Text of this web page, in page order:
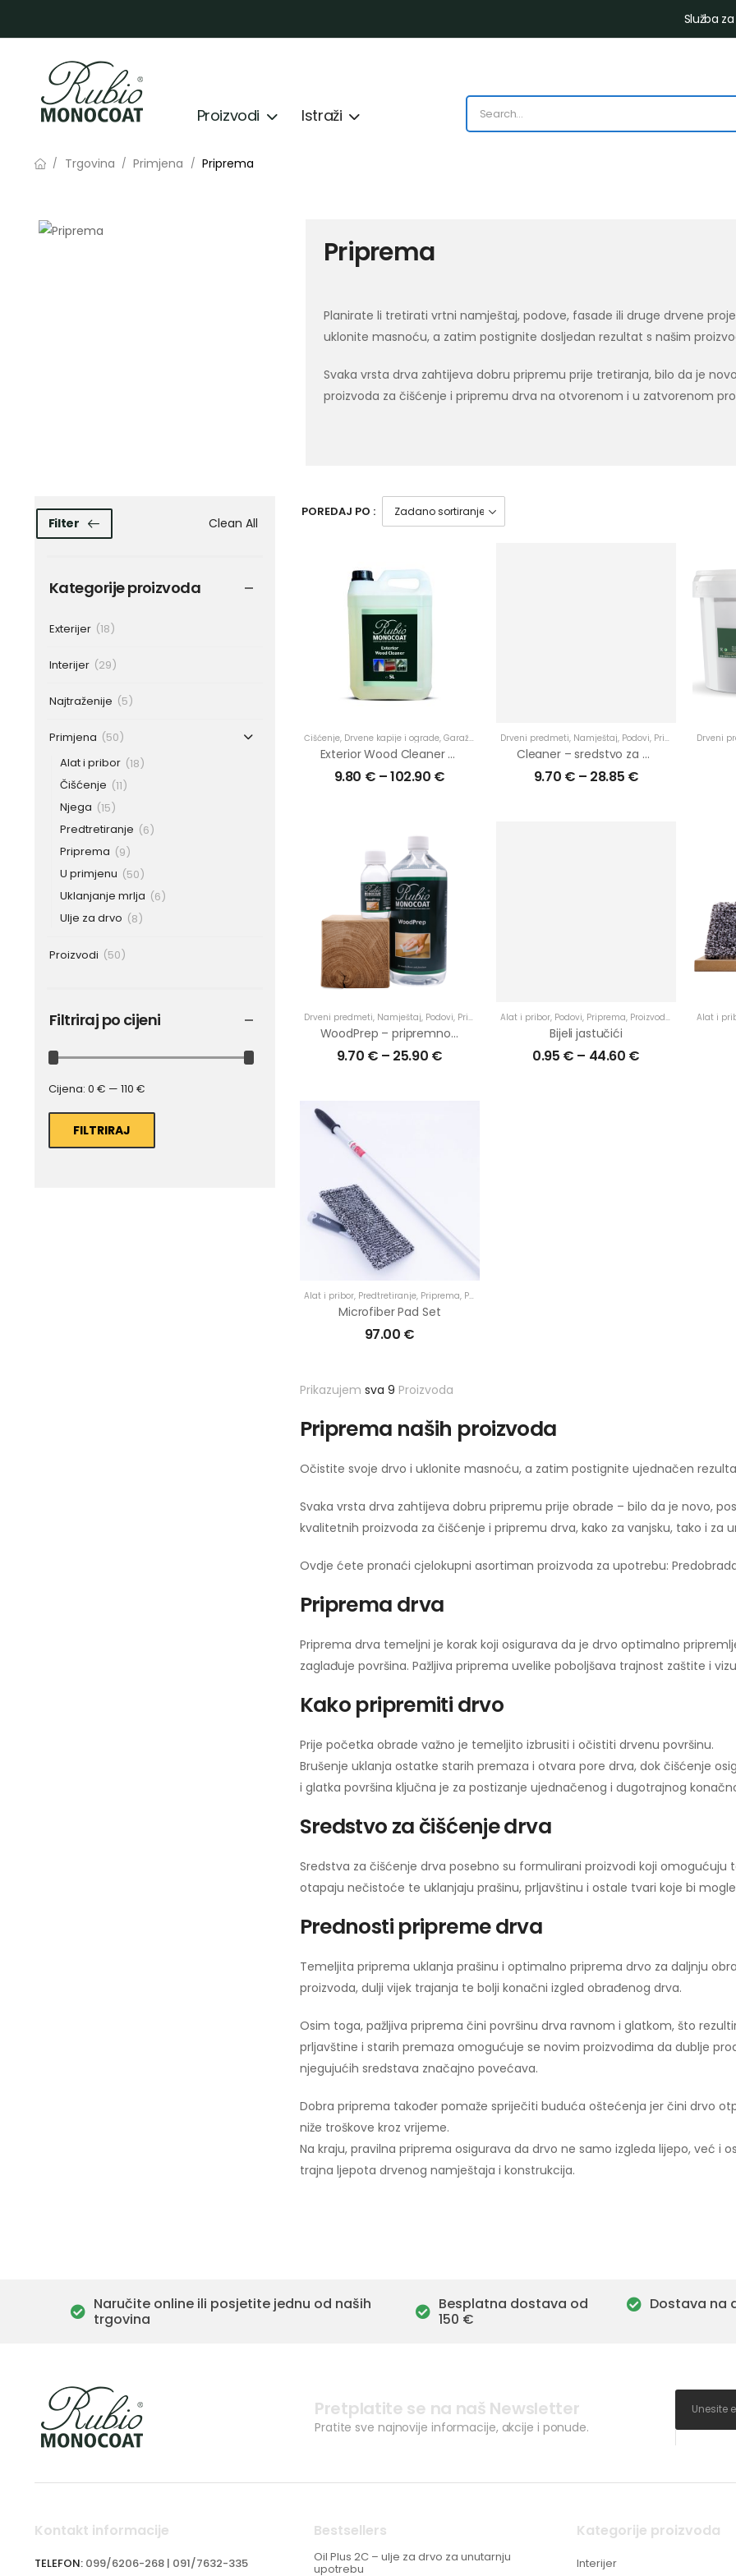
Služba
Proizvodi Istraži
/ Trgovina / Primjena / Priprema
Priprema
Planirate li tretirati vrtni namještaj, podove, fasade ili druge drvene
uklonite masnoću, a zatim postignite dosljedan rezultat s našim
Svaka vrsta drva zahtijeva dobru pripremu prije tretiranja, bilo da je
proizvoda za čišćenje i pripremu drva na otvorenom i u zatvorenom
Filter Clean All
Kategorije proizvoda
Exterijer (18)
Interijer (29)
Najtraženije (5)
Primjena (50)
Alat i pribor (18)
Čišćenje (11)
Njega (15)
Predtretiranje (6)
Priprema (9)
U primjenu (50)
Uklanjanje mrlja (6)
Ulje za drvo (8)
Proizvodi (50)
Filtriraj po cijeni
FILTRIRAJ
Cijena: 0 € — 110 €
POREDAJ PO :
Čišćenje, Drvene kapije i ograde, Garaže Njega,Priprema,Proizvodi,Terase ,U eksterijer U najtraženije
Exterior Wood Cleaner – učinkovito čišćenje drva na vanjskim površinama
9.80 € –102.90 €
Drveni predmeti, Namještaj, Podovi, Priprema Proizvodi
Cleaner – sredstvo za čišćenje neobrađenog drva
9.70 € – 28.85 €
Drveni
Drveni predmeti, Namještaj, Podovi, Priprema ,Proizvodi,Radne ploče,Stepenice,U interijer U
WoodPrep – pripremno sredstvo za čišćenje
9.70 € – 25.90 €
Alat i pribor, Podovi, Priprema, Proizvodi , U primjenu
Bijeli jastučići
0.95 € – 44.60 €
Alat i
Alat i pribor, Predtretiranje, Priprema, Proizvodi
Microfiber Pad Set
97.00 €
Prikazujem sva 9 Proizvoda
Priprema naših proizvoda
Očistite svoje drvo i uklonite masnoću, a zatim postignite ujednačen
Svaka vrsta drva zahtijeva dobru pripremu prije obrade – bilo da je novo,
kvalitetnih proizvoda za čišćenje i pripremu drva, kako za vanjsku, tako i
Ovdje ćete pronaći cjelokupni asortiman proizvoda za upotrebu:
Priprema drva
Priprema drva temeljni je korak koji osigurava da je drvo optimalno
zaglađuje površina. Pažljiva priprema uvelike poboljšava trajnost zaštite i
Kako pripremiti drvo
Prije početka obrade važno je temeljito izbrusiti i očistiti drvenu površinu.
Brušenje uklanja ostatke starih premaza i otvara pore drva, dok čišćenje
i glatka površina ključna je za postizanje ujednačenog i dugotrajnog
Sredstvo za čišćenje drva
Sredstva za čišćenje drva posebno su formulirani proizvodi koji
otapaju nečistoće te uklanjaju prašinu, prljavštinu i ostale tvari koje bi
Prednosti pripreme drva
Temeljita priprema uklanja prašinu i optimalno priprema drvo za daljnju
proizvoda, dulji vijek trajanja te bolji konačni izgled obrađenog drva.
Osim toga, pažljiva priprema čini površinu drva ravnom i glatkom, što
prljavštine i starih premaza omogućuje se novim proizvodima da dublje
njegujućih sredstava značajno povećava.
Dobra priprema također pomaže spriječiti buduća oštećenja jer čini drvo
niže troškove kroz vrijeme.
Na kraju, pravilna priprema osigurava da drvo ne samo izgleda lijepo, već
trajna ljepota drvenog namještaja i konstrukcija.
Naručite online ili posjetite jednu od naših
trgovina
Besplatna dostava od
150 €
Dostava na
Pretplatite se na naš Newsletter
Pratite sve najnovije informacije, akcije i ponude.
Kontakt informacije
TELEFON: 099/6206-268 | 091/7632-335
Bestsellers
Oil Plus 2C – ulje za drvo za unutarnju
upotrebu
Kategorije proizvoda
Interijer